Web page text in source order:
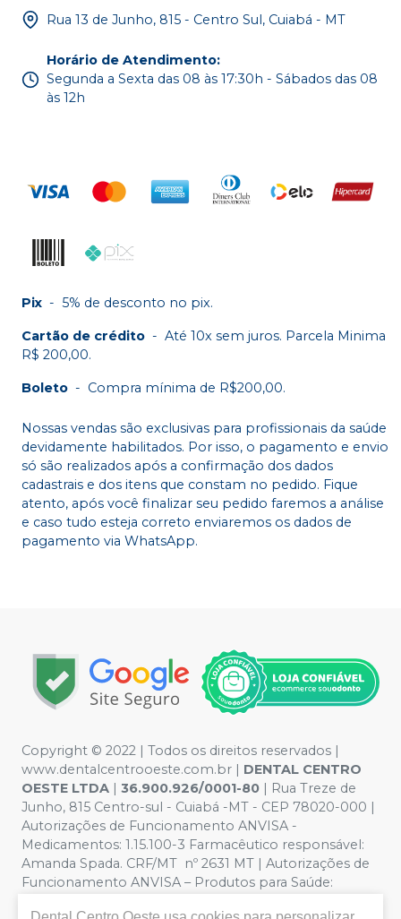
Rua 13 de Junho, 815 - Centro Sul, Cuiabá - MT
Horário de Atendimento:
Segunda a Sexta das 08 às 17:30h - Sábados das 08
às 12h
Pix - 5% de desconto no pix.
Cartão de crédito - Até 10x sem juros. Parcela Minima
R$ 200,00.
Boleto - Compra mínima de R$200,00.
Nossas vendas são exclusivas para profissionais da saúde
devidamente habilitados. Por isso, o pagamento e envio
só são realizados após a confirmação dos dados
cadastrais e dos itens que constam no pedido. Fique
atento, após você finalizar seu pedido faremos a análise
e caso tudo esteja correto enviaremos os dados de
pagamento via WhatsApp.
Copyright © 2022 | Todos os direitos reservados |
www.dentalcentrooeste.com.br | DENTAL CENTRO
OESTE LTDA | 36.900.926/0001-80 | Rua Treze de
Junho, 815 Centro-sul - Cuiabá -MT - CEP 78020-000 |
Autorizações de Funcionamento ANVISA -
Medicamentos: 1.15.100-3 Farmacêutico responsável:
Amanda Spada. CRF/MT nº 2631 MT | Autorizações de
Funcionamento ANVISA – Produtos para Saúde: